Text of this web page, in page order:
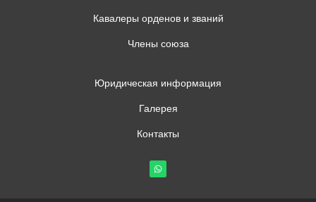
Кавалеры орденов и званий
Члены союза
Юридическая информация
Галерея
Контакты